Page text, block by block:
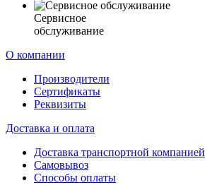
Сервисное
обслуживание
О компании
Производители
Сертификаты
Реквизиты
Доставка и оплата
Доставка транспортной компанией
Самовывоз
Способы оплаты